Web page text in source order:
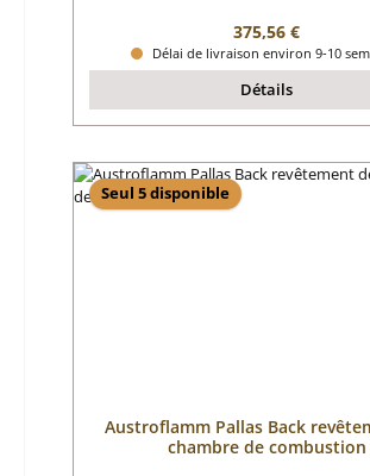
Prix régulier :
375,56 €
Délai de livraison environ 9-10
Détails
Seul 5 disponible
Austroflamm Pallas Back
chambre de combustion